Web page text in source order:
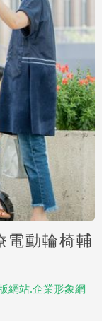
動輪椅輔
網站.企業形象網